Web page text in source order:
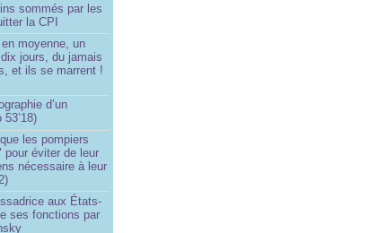
sommés par les
la CPI
moyenne, un
jours, du jamais
et ils se marrent !
d’un
les pompiers
pour éviter de leur
nécessaire à leur
aux États-
ses fonctions par